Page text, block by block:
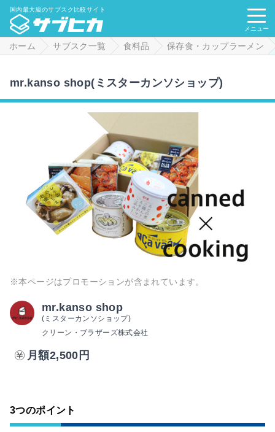
国内最大級のサブスク比較サイト
メニュー
ホーム サブスク一覧 食料品 保存食・カップラーメン
mr.kanso shop(ミスターカンソショップ)
※本ページはプロモーションが含まれています。
mr.kanso shop
(ミスターカンソショップ)
クリーン・ブラザーズ株式会社
月額2,500円
3つのポイント